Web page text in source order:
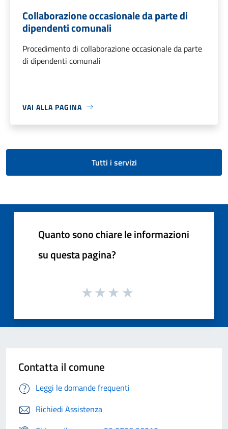
Collaborazione occasionale da parte di
dipendenti comunali
Procedimento di collaborazione occasionale da parte
di dipendenti comunali
VAI ALLA PAGINA
Tutti i servizi
Quanto sono chiare le informazioni
su questa pagina?
Contatta il comune
Leggi le domande frequenti
Richiedi Assistenza